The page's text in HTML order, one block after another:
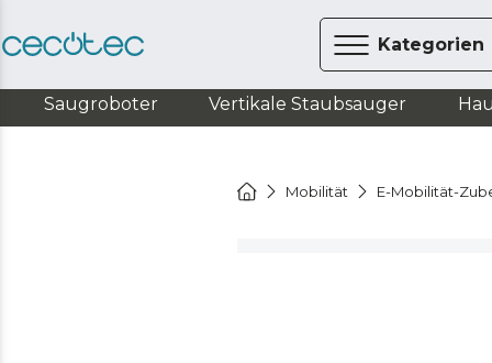
Kategorien
Saugroboter Vertikale Staubsauger
Mobilität E-Mobilität-